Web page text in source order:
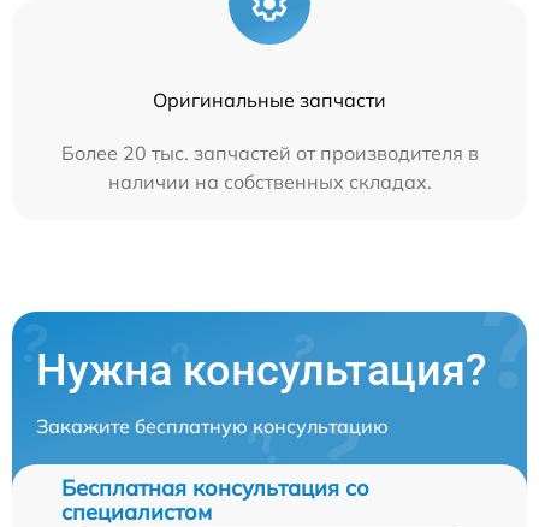
Оригинальные запчасти
Более 20 тыс. запчастей от производителя в
наличии на собственных складах.
Нужна консультация?
Закажите бесплатную консультацию
Бесплатная консультация со
специалистом